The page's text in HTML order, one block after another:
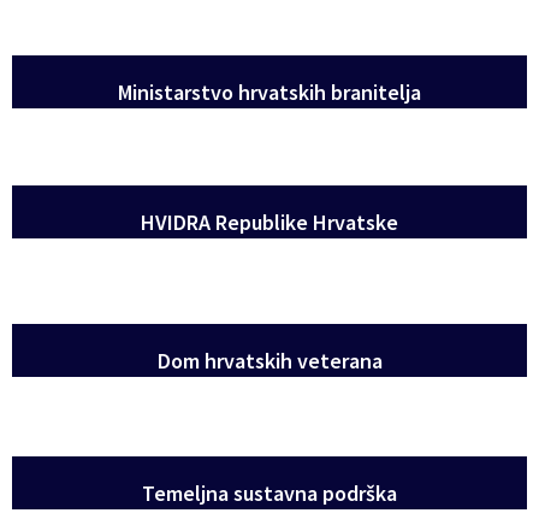
Ministarstvo hrvatskih branitelja
HVIDRA Republike Hrvatske
Dom hrvatskih veterana
Temeljna sustavna podrška